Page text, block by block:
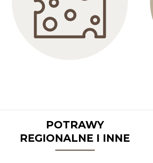
POTRAWY
REGIONALNE I INNE